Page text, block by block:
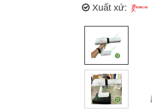
Xuất xứ: